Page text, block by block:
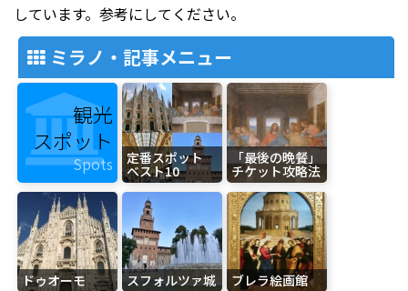
しています。参考にしてください。
ミラノ・記事メニュー
観光
スポット
Spots 定番スポット
ベスト10
「最後の晩餐」
チケット攻略法
ドゥオーモ スフォルツァ城 ブレラ絵画館